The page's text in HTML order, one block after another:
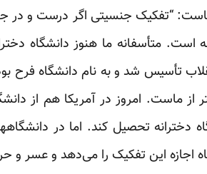
“تفکیک جنسیتی اگر درست و در
متأسفانه ما هنوز دانشگاه
تأسیس شد و به نام دانشگاه فرح
از ماست. امروز در آمریکا هم از
دخترانه تحصیل کند. اما در
این تفکیک را می‌دهد و عسر و